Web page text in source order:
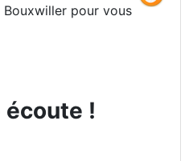
pour vous
écoute !